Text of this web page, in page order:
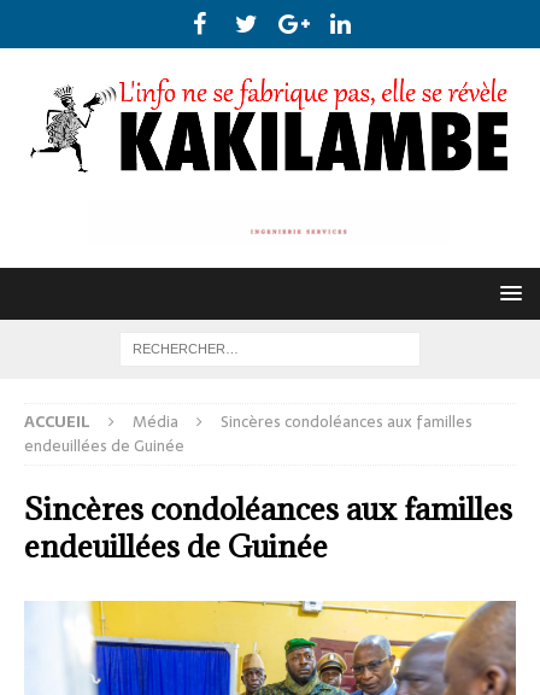
ACCUEIL Média
Sincères condoléances aux familles
endeuillées de Guinée
Sincères condoléances aux familles
endeuillées de Guinée